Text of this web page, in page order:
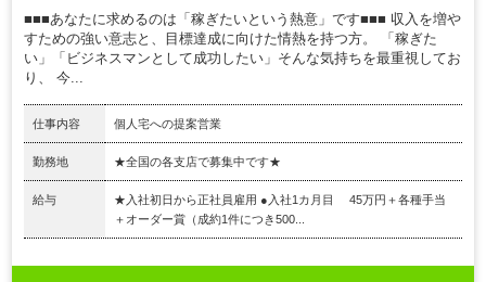
■■■あなたに求めるのは「稼ぎたいという熱意」です■■■ 収入を増や
すための強い意志と、目標達成に向けた情熱を持つ方。 「稼ぎた
い」「ビジネスマンとして成功したい」そんな気持ちを最重視してお
り、 今...
仕事内容 個人宅への提案営業
勤務地 ★全国の各支店で募集中です★
給与
★入社初日から正社員雇用 ●入社1カ月目 45万円＋各種手当
＋オーダー賞（成約1件につき500...